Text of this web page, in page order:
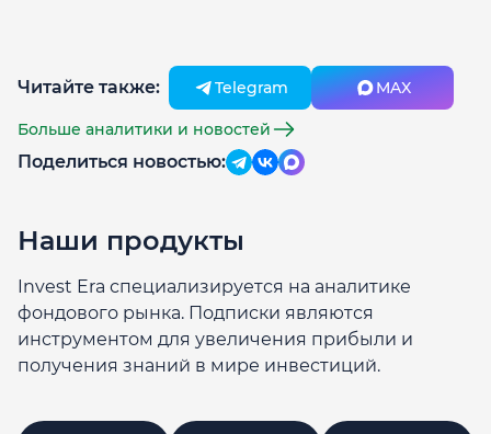
Читайте также: Telegram MAX
Больше аналитики и новостей
Поделиться новостью:
Наши продукты
Invest Era специализируется на аналитике
фондового рынка. Подписки являются
инструментом для увеличения прибыли и
получения знаний в мире инвестиций.